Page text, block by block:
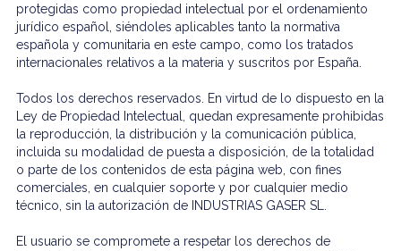
protegidas como propiedad intelectual por el ordenamiento
jurídico español, siéndoles aplicables tanto la normativa
española y comunitaria en este campo, como los tratados
internacionales relativos a la materia y suscritos por España.
Todos los derechos reservados. En virtud de lo dispuesto en la
Ley de Propiedad Intelectual, quedan expresamente prohibidas
la reproducción, la distribución y la comunicación pública,
incluida su modalidad de puesta a disposición, de la totalidad
o parte de los contenidos de esta página web, con fines
comerciales, en cualquier soporte y por cualquier medio
técnico, sin la autorización de INDUSTRIAS GASER SL.
El usuario se compromete a respetar los derechos de